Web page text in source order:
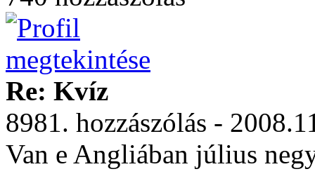
Re: Kvíz
8981. hozzászólás -
Van e Angliában július